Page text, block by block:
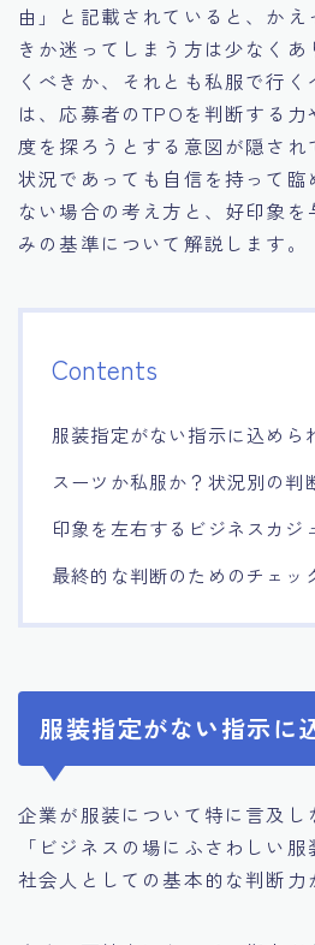
14.キャリアアップのための面
15.職場適応力をアピールする
16.エージェントと良好な関係
17.面接でブランクを効果的に伝
由」と記載されていると、か
きか迷ってしまう方は少なく
くべきか、それとも私服で行く
は、応募者のTPOを判断する
度を探ろうとする意図が隠さ
状況であっても自信を持って
ない場合の考え方と、好印象
みの基準について解説します。
Contents
服装指定がない指示に込めら
スーツか私服か？状況別の判
印象を左右するビジネスカジ
最終的な判断のためのチェッ
服装指定がない指示に
企業が服装について特に言及し
「ビジネスの場にふさわしい
社会人としての基本的な判断力